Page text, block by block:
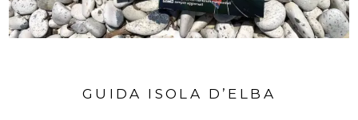
GUIDA ISOLA D’ELBA